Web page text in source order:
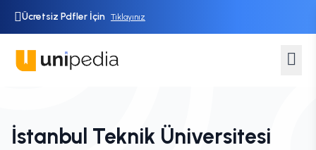
Ücretsiz Pdfler İçin Tıklayınız
İstanbul Teknik Üniversitesi